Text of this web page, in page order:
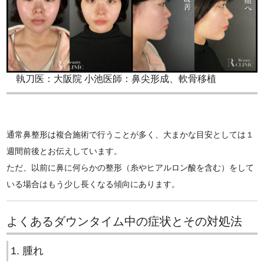
執刀医：大阪院 小池医師：鼻尖形成、軟骨移植
通常鼻整形は複合施術で行うことが多く、大まかな目安としては１
週間前後とお伝えしています。
ただ、以前に鼻に何らかの整形（糸やヒアルロン酸を含む）をして
いる場合はもう少し長くなる傾向にあります。
よくあるダウンタイム中の症状とその対処法
1. 腫れ